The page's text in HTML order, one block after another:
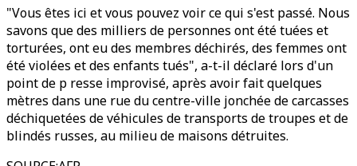
"Vous êtes ici et vous pouvez voir ce qui s'est passé. Nous
savons que des milliers de personnes ont été tuées et
torturées, ont eu des membres déchirés, des femmes ont
été violées et des enfants tués", a-t-il déclaré lors d'un
point de p resse improvisé, après avoir fait quelques
mètres dans une rue du centre-ville jonchée de carcasses
déchiquetées de véhicules de transports de troupes et de
blindés russes, au milieu de maisons détruites.